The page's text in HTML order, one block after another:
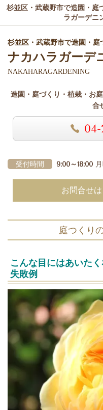
杉並区・武蔵野市で造園・庭
ラガーデニ
杉並区・武蔵野市で造園・
ナカハラガーデ
NAKAHARAGARDENING
造園・庭づくり・植栽・お
合
受付時間 9:00～18:00
お問合
庭つくり
こんな目にはあいたく
失敗例